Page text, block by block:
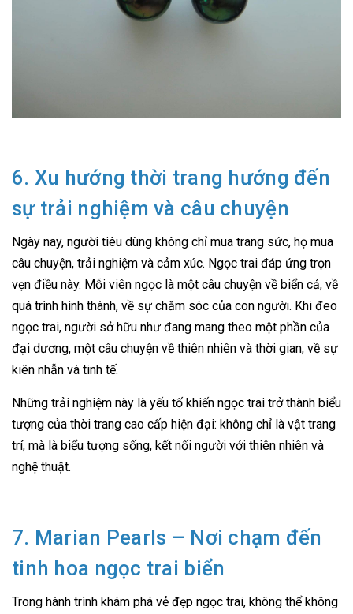
6. Xu hướng thời trang hướng đến
sự trải nghiệm và câu chuyện
Ngày nay, người tiêu dùng không chỉ mua trang sức, họ mua
câu chuyện, trải nghiệm và cảm xúc. Ngọc trai đáp ứng trọn
vẹn điều này. Mỗi viên ngọc là một câu chuyện về biển cả, về
quá trình hình thành, về sự chăm sóc của con người. Khi đeo
ngọc trai, người sở hữu như đang mang theo một phần của
đại dương, một câu chuyện về thiên nhiên và thời gian, về sự
kiên nhẫn và tinh tế.
Những trải nghiệm này là yếu tố khiến ngọc trai trở thành biểu
tượng của thời trang cao cấp hiện đại: không chỉ là vật trang
trí, mà là biểu tượng sống, kết nối người với thiên nhiên và
nghệ thuật.
7. Marian Pearls – Nơi chạm đến
tinh hoa ngọc trai biển
Trong hành trình khám phá vẻ đẹp ngọc trai, không thể không